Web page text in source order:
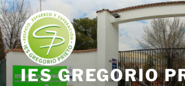
Saltar
al
contenido
IES GREGORIO